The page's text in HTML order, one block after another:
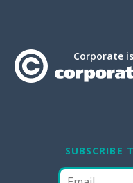
Corporate
SUBSCRIBE